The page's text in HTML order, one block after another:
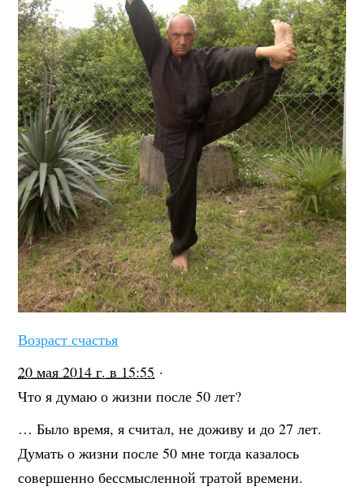
Возраст счастья
20 мая 2014 г. в 15:55 ·
Что я думаю о жизни после 50 лет?
… Было время, я считал, не доживу и до 27 лет.
Думать о жизни после 50 мне тогда казалось
совершенно бессмысленной тратой времени.